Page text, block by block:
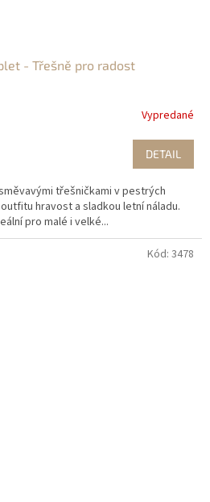
- Třešně pro radost
Vypredané
DETAIL
třešničkami v pestrých
hravost a sladkou letní náladu.
pro malé i velké...
Kód: 3478